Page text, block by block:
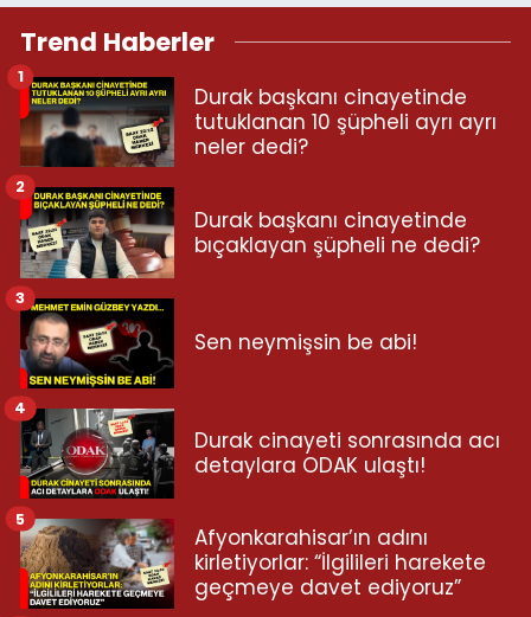
Trend Haberler
Durak başkanı cinayetinde
tutuklanan 10 şüpheli ayrı ayrı
neler dedi?
1
Durak başkanı cinayetinde
bıçaklayan şüpheli ne dedi?
2
Sen neymişsin be abi!
3
Durak cinayeti sonrasında acı
detaylara ODAK ulaştı!
4
Afyonkarahisar’ın adını
kirletiyorlar: “İlgilileri harekete
geçmeye davet ediyoruz”
5